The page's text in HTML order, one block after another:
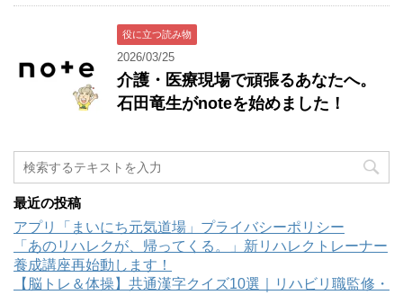
役に立つ読み物
2026/03/25
介護・医療現場で頑張るあなたへ。
石田竜生がnoteを始めました！
最近の投稿
アプリ「まいにち元気道場」プライバシーポリシー
「あのリハレクが、帰ってくる。」新リハレクトレーナー
養成講座再始動します！
【脳トレ＆体操】共通漢字クイズ10選｜リハビリ職監修・